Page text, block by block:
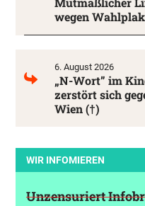
wegen
6. August 2026
„N-Wort” im
zerstört sich
Wien (†)
WIR INFOMIEREN
Unzensuriert